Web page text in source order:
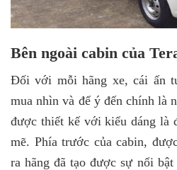
Bên ngoài cabin của
Đối với mỗi hãng xe, cái ấn
mua nhìn và để ý đến chính là
được thiết kế với kiểu dáng là
mẽ. Phía trước của cabin,
ra hãng đã tạo được sự nổi